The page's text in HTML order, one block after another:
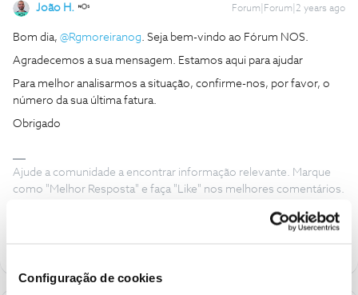
Configuração de cookies
João H. Forum|Forum|2 years ago
Bom dia, @Rgmoreiranog. Seja bem-vindo ao Fórum NOS.
Agradecemos a sua mensagem. Estamos aqui para ajudar
Para melhor analisarmos a situação, confirme-nos, por favor, o
número da sua última fatura.
Obrigado
Ajude a comunidade a encontrar informação relevante. Marque
como "Melhor Resposta" e faça "Like" nos melhores comentários.